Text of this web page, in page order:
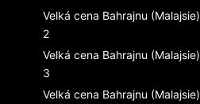
Velká cena Bahrajnu (Malajsie)
2
Velká cena Bahrajnu (Malajsie)
3
Velká cena Bahrajnu (Malajsie)